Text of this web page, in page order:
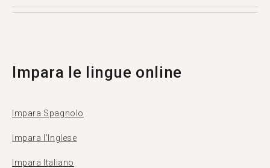
la propria lingua madre. Più di 500.000 persone
Impara le lingue online
Impara Spagnolo
Impara l'Inglese
Impara Italiano